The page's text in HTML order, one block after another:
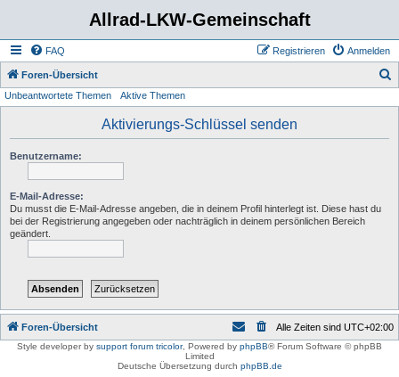
Allrad-LKW-Gemeinschaft
FAQ Anmelden
Registrieren
Foren-Übersicht
Unbeantwortete Themen Aktive Themen
Aktivierungs-Schlüssel senden
Benutzername:
E-Mail-Adresse:
Du musst die E-Mail-Adresse angeben, die in deinem Profil hinterlegt ist. Diese hast du
bei der Registrierung angegeben oder nachträglich in deinem persönlichen Bereich
geändert.
Foren-Übersicht Alle Zeiten sind UTC+02:00
Style developer by support forum tricolor, Powered by phpBB® Forum Software © phpBB
Limited
Deutsche Übersetzung durch phpBB.de